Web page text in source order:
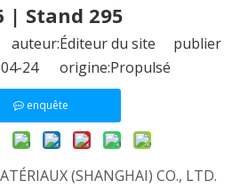
| Stand 295
auteur:Éditeur du site publier
04-24 origine:Propulsé
enquête
(SHANGHAI) CO., LTD.